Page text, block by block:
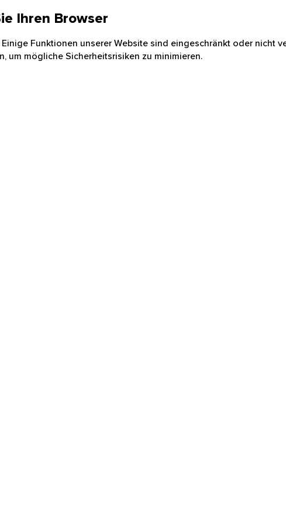
Ihren Browser
Funktionen unserer Website sind eingeschränkt oder nicht
um mögliche Sicherheitsrisiken zu minimieren.